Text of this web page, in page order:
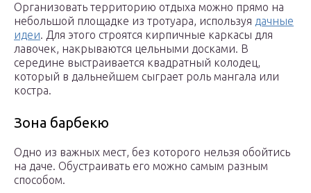
Организовать территорию отдыха можно прямо на
небольшой площадке из тротуара, используя дачные
идеи. Для этого строятся кирпичные каркасы для
лавочек, накрываются цельными досками. В
середине выстраивается квадратный колодец,
который в дальнейшем сыграет роль мангала или
костра.
Зона барбекю
Одно из важных мест, без которого нельзя обойтись
на даче. Обустраивать его можно самым разным
способом.